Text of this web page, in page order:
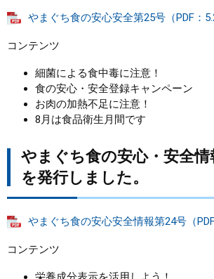
やまぐち食の安心安全第25号（PDF：
コンテンツ
細菌による食中毒に注意！
食の安心・安全登録キャンペーン
お肉の加熱不足に注意！
8月は食品衛生月間です
やまぐち食の安心・安全
を発行しました。
やまぐち食の安心安全情報第24号（PDF
コンテンツ